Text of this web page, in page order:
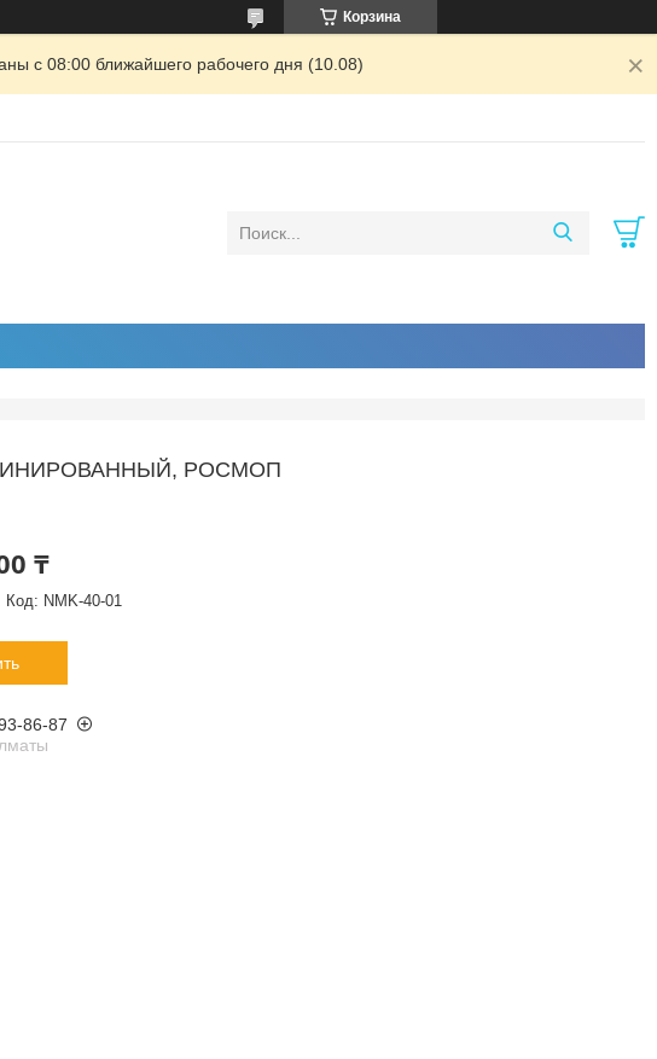
Корзина
с 08:00 ближайшего рабочего дня (10.08)
РОСМОП
₸
Код: NMK-40-01
86-87